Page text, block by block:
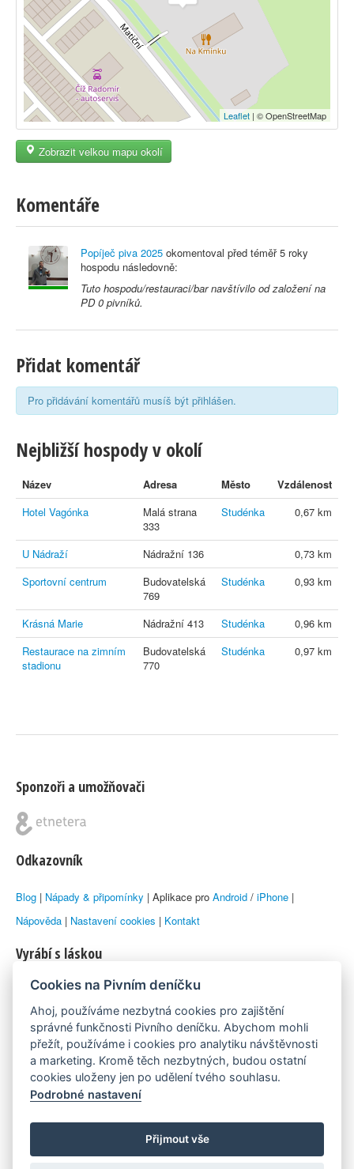
Leaflet | © OpenStreetMap
Zobrazit velkou mapu okolí
Komentáře
Popíječ piva 2025 okomentoval před téměř 5 roky
hospodu následovně:
Tuto hospodu/restauraci/bar navštívilo od založení na
PD 0 pivníků.
Přidat komentář
Pro přidávání komentářů musíš být přihlášen.
Nejbližší hospody v okolí
Název Adresa Město
Vzdálenost
Hotel Vagónka
Malá strana
333
Studénka 0,67 km
U Nádraží Nádražní 136
0,73 km
Sportovní centrum
Budovatelská
769
Studénka 0,93 km
Krásná Marie Nádražní 413 Studénka
0,96 km
Restaurace na zimním
stadionu
Budovatelská
770
Studénka 0,97 km
Sponzoři a umožňovači
Odkazovník
Blog | Nápady & připomínky | Aplikace pro Android / iPhone |
Nápověda | Nastavení cookies | Kontakt
Vyrábí s láskou
© 2010–2026 byLukáš Zemanaka Emka
Máme rádi
Pivní.info
Poznámka pod čarou
Pivní deníček je nezávislý zdroj, který není spjat s žádným
konkrétním pivovarem ani restaurací. Názory uživatelů nemusí nutně
Cookies na Pivním deníčku
Ahoj, používáme nezbytná cookies pro zajištění
správné funkčnosti Pivního deníčku. Abychom mohli
přežít, používáme i cookies pro analytiku návštěvnosti
a marketing. Kromě těch nezbytných, budou ostatní
cookies uloženy jen po udělení tvého souhlasu.
Podrobné nastavení
Přijmout vše